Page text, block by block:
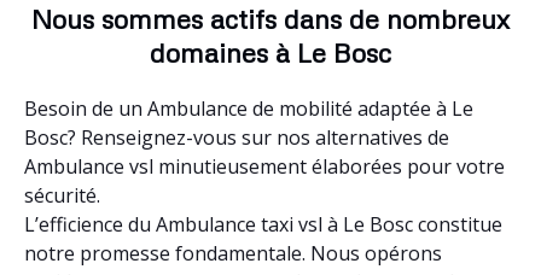
Nous sommes actifs dans de nombreux
domaines à Le Bosc
Besoin de un Ambulance de mobilité adaptée à Le
Bosc? Renseignez-vous sur nos alternatives de
Ambulance vsl minutieusement élaborées pour votre
sécurité.
L’efficience du Ambulance taxi vsl à Le Bosc constitue
notre promesse fondamentale. Nous opérons